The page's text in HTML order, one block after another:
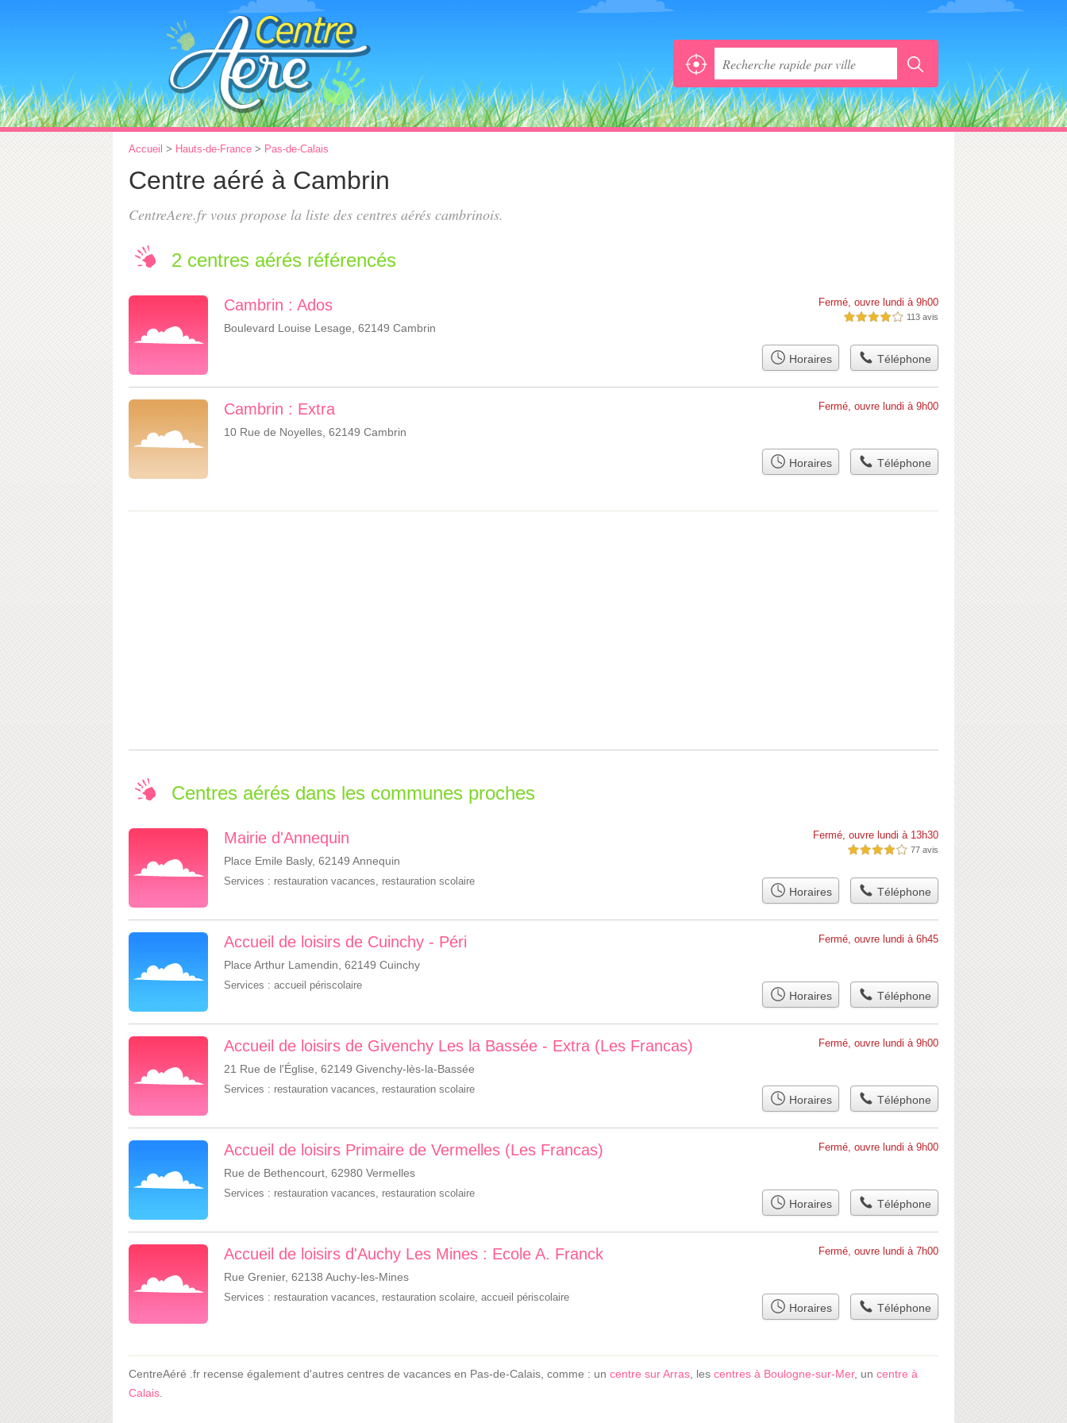
Accueil > Hauts-de-France > Pas-de-Calais
Centre aéré à Cambrin
CentreAere.fr vous propose la liste des centres aérés cambrinois.
2 centres aérés référencés
Cambrin : Ados
Boulevard Louise Lesage, 62149 Cambrin
Fermé, ouvre lundi à 9h00
4,0 étoiles sur 5 113 avis
Horaires Téléphone
Cambrin : Extra
10 Rue de Noyelles, 62149 Cambrin
Fermé, ouvre lundi à 9h00
Horaires Téléphone
Centres aérés dans les communes proches
Mairie d'Annequin
Place Emile Basly, 62149 Annequin
Fermé, ouvre lundi à 13h30
4,0 étoiles sur 5 77 avis
Services : restauration vacances, restauration scolaire
Horaires Téléphone
Accueil de loisirs de Cuinchy - Péri
Place Arthur Lamendin, 62149 Cuinchy
Fermé, ouvre lundi à 6h45
Services : accueil périscolaire
Horaires Téléphone
Accueil de loisirs de Givenchy Les la Bassée - Extra (Les Francas)
21 Rue de l'Église, 62149 Givenchy-lès-la-Bassée
Fermé, ouvre lundi à 9h00
Services : restauration vacances, restauration scolaire
Horaires Téléphone
Accueil de loisirs Primaire de Vermelles (Les Francas)
Rue de Bethencourt, 62980 Vermelles
Fermé, ouvre lundi à 9h00
Services : restauration vacances, restauration scolaire
Horaires Téléphone
Accueil de loisirs d'Auchy Les Mines : Ecole A. Franck
Rue Grenier, 62138 Auchy-les-Mines
Fermé, ouvre lundi à 7h00
Services : restauration vacances, restauration scolaire, accueil périscolaire
Horaires Téléphone
CentreAéré .fr recense également d'autres centres de vacances en Pas-de-Calais, comme : un centre sur Arras , les centres à Boulogne-sur-Mer, un centre à
Calais